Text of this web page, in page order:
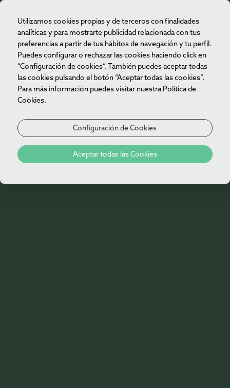
Utilizamos cookies propias y de terceros con finalidades
analíticas y para mostrarte publicidad relacionada con tus
preferencias a partir de tus hábitos de navegación y tu perfil.
Puedes configurar o rechazar las cookies haciendo click en
“Configuración de cookies”. También puedes aceptar todas
las cookies pulsando el botón “Aceptar todas las cookies”.
Para más información puedes visitar nuestra Politica de
Cookies.
Configuración de Cookies
Aceptar todas las Cookies